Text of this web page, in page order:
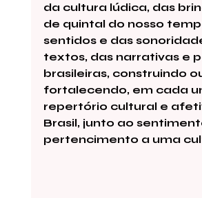
da cultura lúdica, das
de quintal do nosso
sentidos e das
textos, das narrativas e
brasileiras, construindo
fortalecendo, em cada
repertório cultural e
Brasil, junto ao
pertencimento a uma